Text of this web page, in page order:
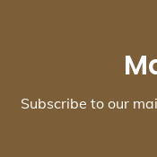
Subscribe to our